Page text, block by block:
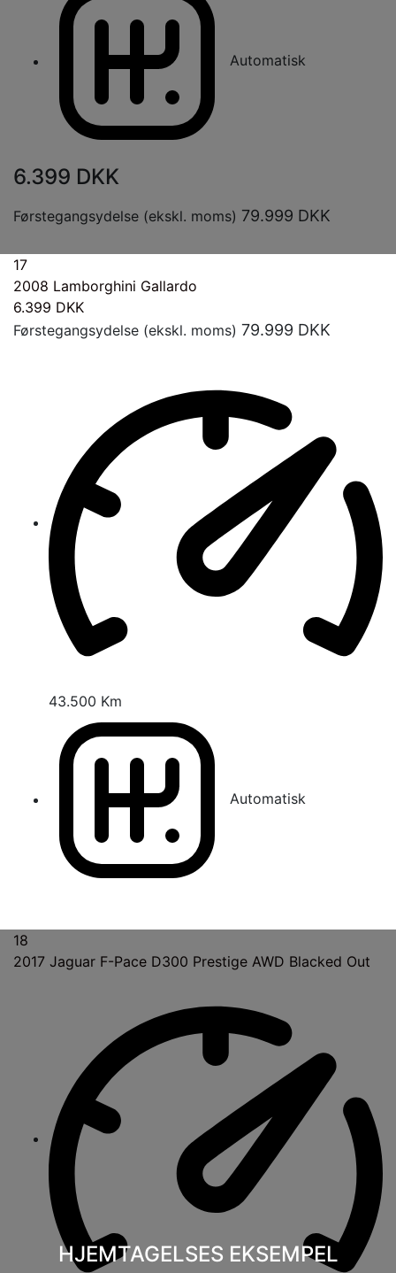
Automatisk
6.399 DKK
Førstegangsydelse (ekskl. moms) 79.999 DKK
17
2008 Lamborghini Gallardo
6.399 DKK
Førstegangsydelse (ekskl. moms) 79.999 DKK
43.500 Km
Automatisk
18
HJEMTAGELSES EKSEMPEL
2017 Jaguar F-Pace D300 Prestige AWD Blacked Out